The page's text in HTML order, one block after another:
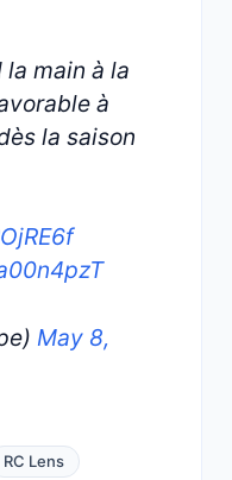
main à la
à
la saison
May 8,
RC Lens